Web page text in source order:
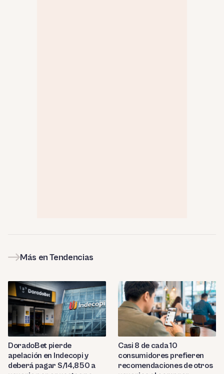
Más en Tendencias
DoradoBet pierde
apelación en Indecopi y
deberá pagar S/14,850 a
Casi 8 de cada 10
consumidores prefieren
recomendaciones de otros